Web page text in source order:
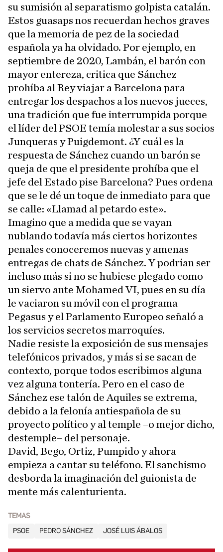
su sumisión al separatismo golpista catalán.
Estos guasaps nos recuerdan hechos graves
que la memoria de pez de la sociedad
española ya ha olvidado. Por ejemplo, en
septiembre de 2020, Lambán, el barón con
mayor entereza, critica que Sánchez
prohíba al Rey viajar a Barcelona para
entregar los despachos a los nuevos jueces,
una tradición que fue interrumpida porque
el líder del PSOE temía molestar a sus socios
Junqueras y Puigdemont. ¿Y cuál es la
respuesta de Sánchez cuando un barón se
queja de que el presidente prohíba que el
jefe del Estado pise Barcelona? Pues ordena
que se le dé un toque de inmediato para que
se calle: «Llamad al petardo este».
Imagino que a medida que se vayan
nublando todavía más ciertos horizontes
penales conoceremos nuevas y amenas
entregas de chats de Sánchez. Y podrían ser
incluso más si no se hubiese plegado como
un siervo ante Mohamed VI, pues en su día
le vaciaron su móvil con el programa
Pegasus y el Parlamento Europeo señaló a
los servicios secretos marroquíes.
Nadie resiste la exposición de sus mensajes
telefónicos privados, y más si se sacan de
contexto, porque todos escribimos alguna
vez alguna tontería. Pero en el caso de
Sánchez ese talón de Aquiles se extrema,
debido a la felonía antiespañola de su
proyecto político y al temple –o mejor dicho,
destemple– del personaje.
David, Bego, Ortiz, Pumpido y ahora
empieza a cantar su teléfono. El sanchismo
desborda la imaginación del guionista de
mente más calenturienta.
TEMAS
PSOE
PEDRO SÁNCHEZ JOSÉ LUIS ÁBALOS